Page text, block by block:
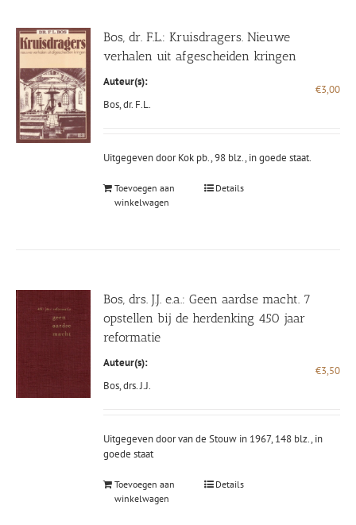
Bos, dr. F.L.: Kruisdragers. Nieuwe
verhalen uit afgescheiden kringen
Auteur(s):
Bos, dr. F.L.
€3,00
Uitgegeven door Kok pb., 98 blz., in goede staat.
Toevoegen aan
winkelwagen
Details
Bos, drs. J.J. e.a.: Geen aardse macht. 7
opstellen bij de herdenking 450 jaar
reformatie
Auteur(s):
Bos, drs. J.J.
€3,50
Uitgegeven door van de Stouw in 1967, 148 blz., in
goede staat
Toevoegen aan
winkelwagen
Details